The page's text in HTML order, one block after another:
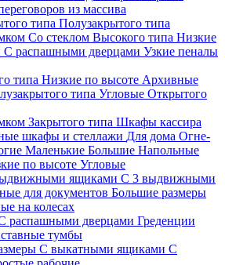
из массива
типа Полузакрытого типа
Со стеклом Высокого типа Низкие
С распашными дверцами Узкие пеналы
типа Низкие по высоте Архивные
типа Угловые Открытого
Закрытого типа Шкафы кассира
шкафы и стеллажи Для дома Огне-
Маленькие Большие Напольные
по высоте Угловые
ящиками С 3 выдвижными
для документов Большие размеры
на колесах
распашными дверцами Греденции
тумбы
С выкатными ящиками С